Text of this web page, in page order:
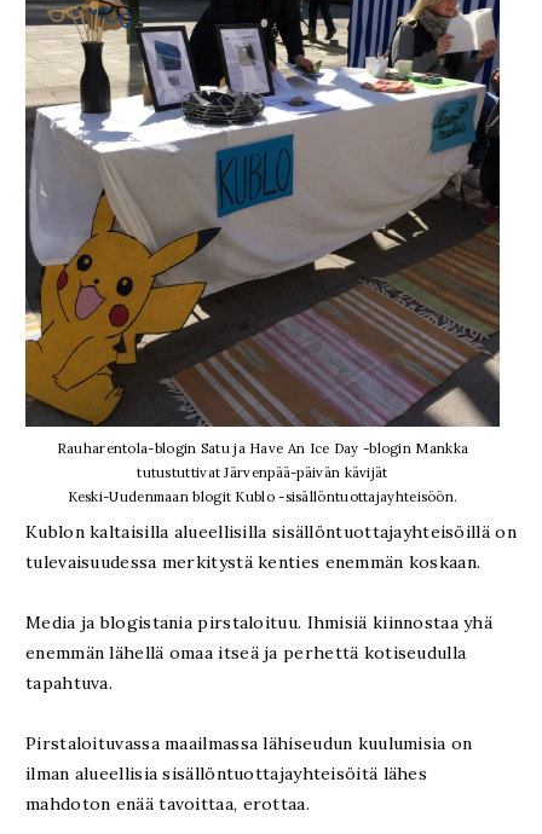
Rauharentola-blogin Satu ja Have An Ice Day -blogin Mankka
tutustuttivat Järvenpää-päivän kävijät
Keski-Uudenmaan blogit Kublo -sisällöntuottajayhteisöön.
Kublon kaltaisilla alueellisilla sisällöntuottajayhteisöillä on
tulevaisuudessa merkitystä kenties enemmän koskaan.
Media ja blogistania pirstaloituu. Ihmisiä kiinnostaa yhä
enemmän lähellä omaa itseä ja perhettä kotiseudulla
tapahtuva.
Pirstaloituvassa maailmassa lähiseudun kuulumisia on
ilman alueellisia sisällöntuottajayhteisöitä lähes
mahdoton enää tavoittaa, erottaa.